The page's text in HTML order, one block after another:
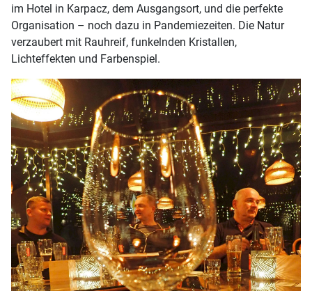
im Hotel in Karpacz, dem Ausgangsort, und die perfekte
Organisation – noch dazu in Pandemiezeiten. Die Natur
verzaubert mit Rauhreif, funkelnden Kristallen,
Lichteffekten und Farbenspiel.